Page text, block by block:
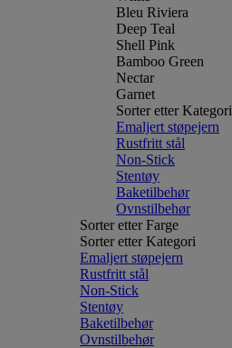
Bleu Riviera
Deep Teal
Shell Pink
Bamboo Green
Nectar
Garnet
Sorter etter Kategori
Emaljert støpejern
Rustfritt stål
Non-Stick
Stentøy
Baketilbehør
Ovnstilbehør
Sorter etter Farge
Sorter etter Kategori
Emaljert støpejern
Rustfritt stål
Non-Stick
Stentøy
Baketilbehør
Ovnstilbehør